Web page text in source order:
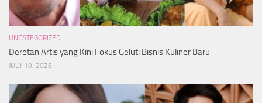
UNCATEGORIZED
Deretan Artis yang Kini Fokus Geluti Bisnis Kuliner Baru
JULY 19, 2026